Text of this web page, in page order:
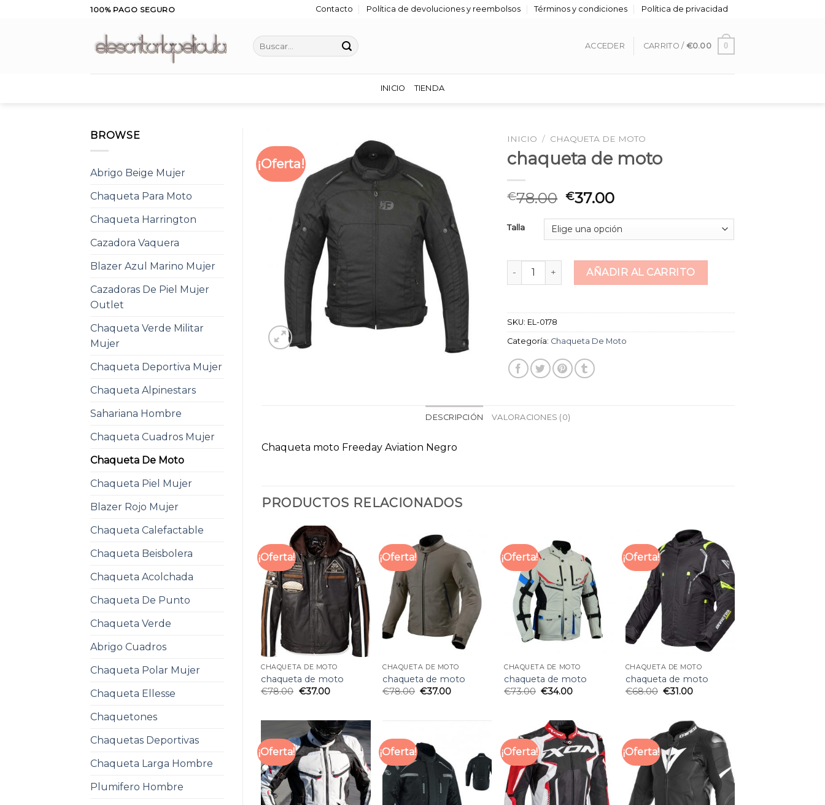
100% PAGO SEGURO Contacto Política de devoluciones y reembolsos Términos y condiciones Política de privacidad
Buscar
por:
ACCEDER CARRITO / €0.00 0
INICIO TIENDA
BROWSE
Abrigo Beige Mujer
Chaqueta Para Moto
Chaqueta Harrington
Cazadora Vaquera
Blazer Azul Marino Mujer
Cazadoras De Piel Mujer
Outlet
Chaqueta Verde Militar
Mujer
Chaqueta Deportiva Mujer
Chaqueta Alpinestars
Sahariana Hombre
Chaqueta Cuadros Mujer
Chaqueta De Moto
Chaqueta Piel Mujer
Blazer Rojo Mujer
Chaqueta Calefactable
Chaqueta Beisbolera
Chaqueta Acolchada
Chaqueta De Punto
Chaqueta Verde
Abrigo Cuadros
Chaqueta Polar Mujer
Chaqueta Ellesse
Chaquetones
Chaquetas Deportivas
Chaqueta Larga Hombre
Plumifero Hombre
¡Oferta!
INICIO / CHAQUETA DE MOTO
chaqueta de moto
€78.00 €37.00
Talla
chaqueta de moto cantidadAÑADIR AL CARRITO
SKU: EL-0178
Categoría: Chaqueta De Moto
DESCRIPCIÓN VALORACIONES (0)
Chaqueta moto Freeday Aviation Negro
PRODUCTOS RELACIONADOS
¡Oferta!
CHAQUETA DE MOTO
chaqueta de moto
€78.00 €37.00
¡Oferta!
CHAQUETA DE MOTO
chaqueta de moto
€78.00 €37.00
¡Oferta!
CHAQUETA DE MOTO
chaqueta de moto
€73.00 €34.00
¡Oferta!
CHAQUETA DE MOTO
chaqueta de moto
€68.00 €31.00
¡Oferta! ¡Oferta! ¡Oferta! ¡Oferta!